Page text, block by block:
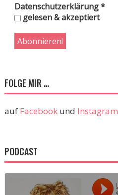
Datenschutzerklärung*
gelesen & akzeptiert
FOLGE MIR …
auf Facebookund Instagram
PODCAST